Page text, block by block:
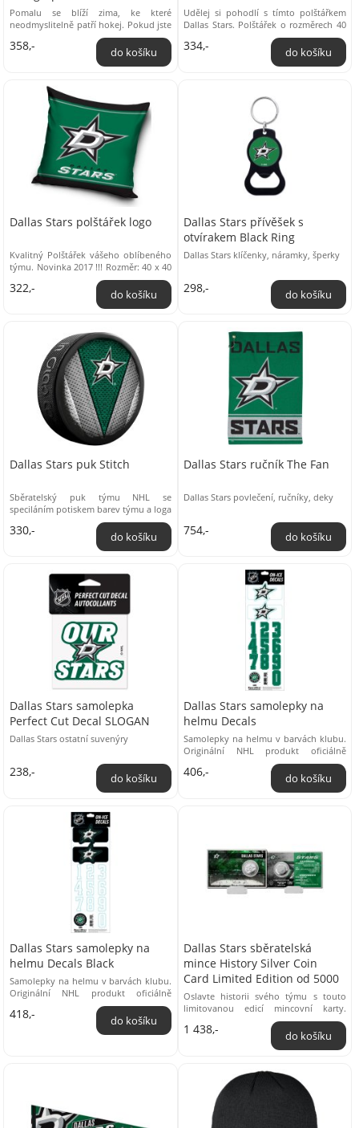
Pomalu se blíží zima, ke které
neodmyslitelně patří hokej. Pokud jste
příznivcem týmu Dallas Stars, tak tento
podpisový ...
358,-
Udělej si pohodlí s tímto polštářkem
Dallas Stars. Polštářek o rozměrech 40
x 40 cm je příjemný a praktický, ...
334,-
Dallas Stars polštářek logo
Kvalitný Polštářek vášeho oblíbeného
týmu. Novinka 2017 !!! Rozměr: 40 x 40
cm Materiál: 100% polyester Oficiální ...
322,-
Dallas Stars přívěšek s
otvírakem Black Ring
Dallas Stars klíčenky, náramky, šperky
298,-
Dallas Stars puk Stitch
Sběratelský puk týmu NHL se
speciláním potiskem barev týmu a loga
330,-
Dallas Stars ručník The Fan
Dallas Stars povlečení, ručníky, deky
754,-
Dallas Stars samolepka
Perfect Cut Decal SLOGAN
Dallas Stars ostatní suvenýry
238,-
Dallas Stars samolepky na
helmu Decals
Samolepky na helmu v barvách klubu.
Originální NHL produkt oficiálně
406,-
Dallas Stars samolepky na
helmu Decals Black
Samolepky na helmu v barvách klubu.
Originální NHL produkt oficiálně
418,-
Dallas Stars sběratelská
mince History Silver Coin
Card Limited Edition od 5000
Oslavte historii svého týmu s touto
limitovanou edicí mincovní karty.
Každá stříbrem potažená mince má
průměr ...
1 438,-